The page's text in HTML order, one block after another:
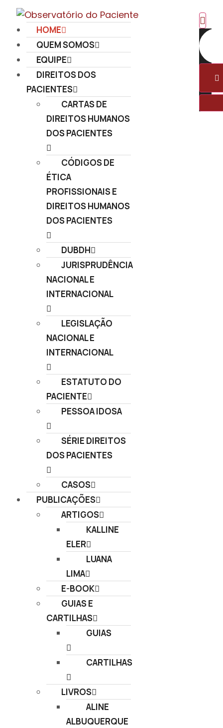
HOME
QUEM SOMOS
EQUIPE
DIREITOS DOS
PACIENTES
CARTAS DE
DIREITOS HUMANOS
DOS PACIENTES
CÓDIGOS DE
ÉTICA
PROFISSIONAIS E
DIREITOS HUMANOS
DOS PACIENTES
DUBDH
JURISPRUDÊNCIA
NACIONAL E
INTERNACIONAL
LEGISLAÇÃO
NACIONAL E
INTERNACIONAL
ESTATUTO DO
PACIENTE
PESSOA IDOSA
SÉRIE DIREITOS
DOS PACIENTES
CASOS
PUBLICAÇÕES
ARTIGOS
KALLINE
ELER
LUANA
LIMA
E-BOOK
GUIAS E
CARTILHAS
GUIAS
CARTILHAS
LIVROS
ALINE
ALBUQUERQUE​